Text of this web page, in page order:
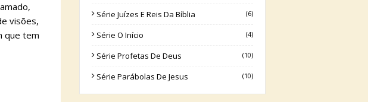
visões,
que tem
Série Juízes E Reis Da Bíblia (6)
Série O Início (4)
Série Profetas De Deus (10)
Série Parábolas De Jesus (10)